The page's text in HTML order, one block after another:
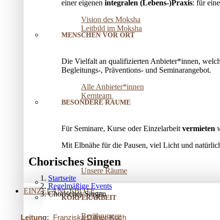
einer eigenen integralen (Lebens-)Praxis: für
Vision des Moksha
Leitbild im Moksha
MENSCHEN VOR ORT
Die Vielfalt an qualifizierten Anbieter*innen,
Begleitungs-, Präventions­- und Seminarangebot.
Alle Anbieter*innen
Kernteam
BESONDERE RÄUME
Für Seminare, Kurse oder Einzelarbeit vermieten
Mit Elbnähe für die Pausen, viel Licht und
Unsere Räume
EINZELANGEBOTE
KÖRPERARBEIT
Berührungen
Chorisches Singen
Startseite
Regelmäßige Events
Chorisches Singen
Leitung: Franziska Dillner-Koch